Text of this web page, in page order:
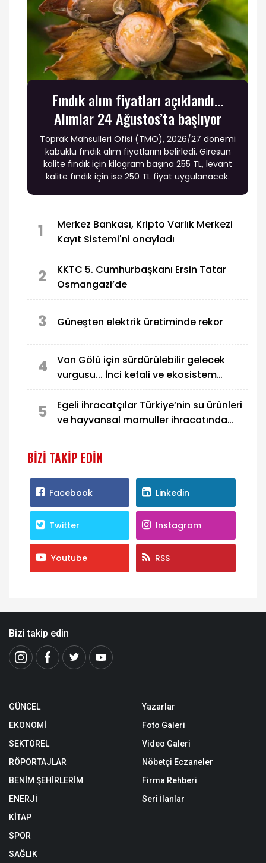
Fındık alım fiyatları açıklandı...
Alımlar 24 Ağustos’ta başlıyor
Toprak Mahsulleri Ofisi (TMO), 2026/27 dönemi
kabuklu fındık alım fiyatlarını belirledi. Giresun
kalite fındık için kilogram başına 255 TL, levant
kalite fındık için ise 250 TL fiyat uygulanacak.
1
Merkez Bankası, Kripto Varlık Merkezi
Kayıt Sistemi'ni onayladı
2
KKTC 5. Cumhurbaşkanı Ersin Tatar
Osmangazi’de
3 Güneşten elektrik üretiminde rekor
4
Van Gölü için sürdürülebilir gelecek
vurgusu... İnci kefali ve ekosistem
5
Egeli ihracatçılar Türkiye’nin su ürünleri
ve hayvansal mamuller ihracatında
BIZI TAKIP EDIN
Facebook Linkedin
Twitter Instagram
Youtube RSS
Bizi takip edin
GÜNCEL
EKONOMİ
SEKTÖREL
RÖPORTAJLAR
BENİM ŞEHİRLERİM
ENERJİ
KİTAP
SPOR
SAĞLIK
Yazarlar
Foto Galeri
Video Galeri
Nöbetçi Eczaneler
Firma Rehberi
Seri İlanlar